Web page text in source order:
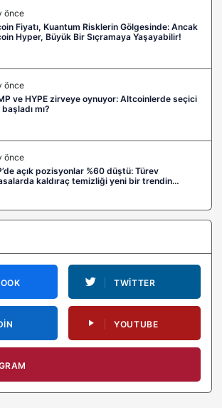
önce
Fiyatı, Kuantum Risklerin Gölgesinde: Ancak
Hyper, Büyük Bir Sıçramaya Yaşayabilir!
önce
ve HYPE zirveye oynuyor: Altcoinlerde seçici
mı?
önce
açık pozisyonlar %60 düştü: Türev
kaldıraç temizliği yeni bir trendin
TWITTER
YOUTUBE